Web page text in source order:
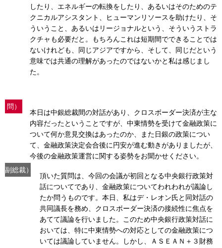
したり、エネルギーの転換をしたり、あるいはそのためのテ
クニカルアシスタント、ヒューマンリソースを助けたり、そ
ういうこと、あるいはリージョナルという、そういうストラ
クチャも必要だと。もちろんこれは短期間でできることでは
ないけれども、同じアジアですから、そして、同じだという
意味では共通の理解があったのではないかと私は感じまし
た。
問）
本日は中銀総裁間の対話があり、クロスボーダー決済が主な
内容だったということですが、中東情勢を受けて金融政策に
ついて何か意見交換はあったのか、また日銀の政策につい
て、金融政策決定会合後に円安が進む動きがありましたが、
今後の金融政策運営に関する姿勢をお聞かせください。
副総裁）
頂いた質問は、今回の会議が初回となる中央銀行政策対
話についてであり、金融政策についてわれわれが議論し
たか問うものです。本日、私はデ・レオン氏と同対話の
共同議長を務め、クロスボーダー決済の接続性に焦点を
あてて議論を行いました。このため中央銀行政策対話に
おいては、特に中東情勢への対応としての金融政策につ
いては議論していません。しかし、ＡＳＥＡＮ＋３財務